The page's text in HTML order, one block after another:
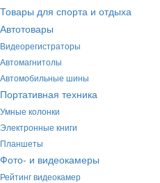
Товары для спорта и отдыха
Автотовары
Видеорегистраторы
Автомагнитолы
Автомобильные шины
Портативная техника
Умные колонки
Электронные книги
Планшеты
Фото- и видеокамеры
Рейтинг видеокамер